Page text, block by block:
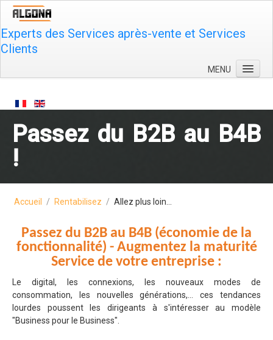
Experts des Services après-vente et Services
Clients
MENU
Rentabilisez
Formez
Passez du B2B au B4B
!
Accueil / Rentabilisez / Allez plus loin...
Passez du B2B au B4B (économie de la
fonctionnalité) - Augmentez la maturité
Service de votre entreprise :
Le digital, les connexions, les nouveaux modes de
consommation, les nouvelles générations,... ces tendances
lourdes poussent les dirigeants à s'intéresser au modèle
"Business pour le Business".